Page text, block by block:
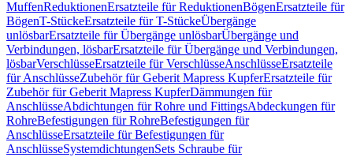
MuffenReduktionenErsatzteile für ReduktionenBögenErsatzteile für
BögenT-StückeErsatzteile für T-StückeÜbergänge
unlösbarErsatzteile für Übergänge unlösbarÜbergänge und
Verbindungen, lösbarErsatzteile für Übergänge und Verbindungen,
lösbarVerschlüsseErsatzteile für VerschlüsseAnschlüsseErsatzteile
für AnschlüsseZubehör für Geberit Mapress KupferErsatzteile für
Zubehör für Geberit Mapress KupferDämmungen für
AnschlüsseAbdichtungen für Rohre und FittingsAbdeckungen für
RohreBefestigungen für RohreBefestigungen für
AnschlüsseErsatzteile für Befestigungen für
AnschlüsseSystemdichtungenSets Schraube für